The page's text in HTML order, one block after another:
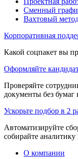
Сменный
Вахтовый
Корпоративная
Какой соцпакет вы
Оформляйте
Проверяйте
документы без
Ускорьте подбор в 2
Автоматизируйте
собирайте аналитику
О компании